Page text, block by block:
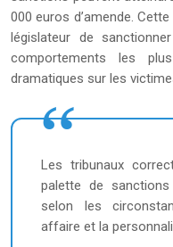
000 euros d’amende.
législateur de
comportements les
dramatiques sur les
Les tribunaux
palette de
selon les
affaire et la